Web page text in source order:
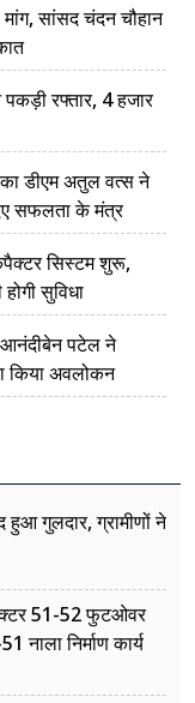
सांसद चंदन चौहान
रफ्तार, 4 हजार
डीएम अतुल वत्स ने
सफलता के मंत्र
सिस्टम शुरू,
सुविधा
आनंदीबेन पटेल ने
किया अवलोकन
हुआ गुलदार, ग्रामीणों ने
51-52 फुटओवर
निर्माण कार्य